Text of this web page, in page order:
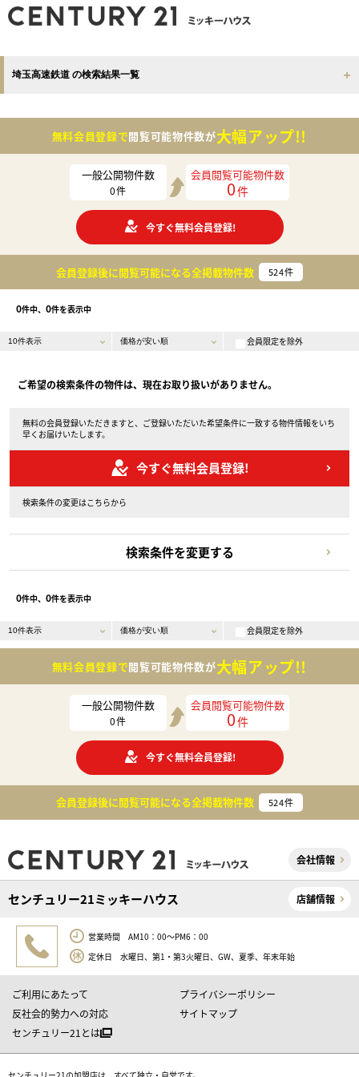
埼玉高速鉄道 の検索結果一覧
無料会員登録で閲覧可能物件数が大幅アップ!!
一般公開物件数
0件
会員閲覧可能物件数
0件
今すぐ無料会員登録!
会員登録後に閲覧可能になる全掲載物件数 524件
0件中、 0件を表示中
会員限定を除外
ご希望の検索条件の物件は、現在お取り扱いがありません。
無料の会員登録いただきますと、ご登録いただいた希望条件に一致する物件情報をいち
早くお届けいたします。
今すぐ無料会員登録!
検索条件の変更はこちらから
検索条件を変更する
0件中、 0件を表示中
会員限定を除外
無料会員登録で閲覧可能物件数が大幅アップ!!
一般公開物件数
0件
会員閲覧可能物件数
0件
今すぐ無料会員登録!
会員登録後に閲覧可能になる全掲載物件数 524件
会社情報
センチュリー21ミッキーハウス 店舗情報
営業時間 AM10：00～PM6：00
定休日 水曜日、第1・第3火曜日、GW、夏季、年末年始
ご利用にあたって
プライバシーポリシー
反社会的勢力への対応
サイトマップ
センチュリー21とは